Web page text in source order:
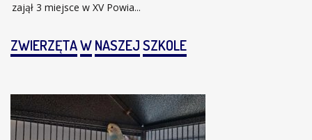
zajął 3 miejsce w XV Powia...
ZWIERZĘTAWNASZEJSZKOLE